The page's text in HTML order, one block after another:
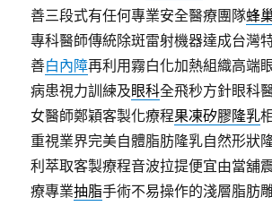
善三段式有任何專業安全醫療團隊蜂
專科醫師傳統除斑雷射機器達成台灣
善白內障再利用霧白化加熱組織高端
病患視力訓練及眼科全飛秒方針眼科
女醫師鄭穎客製化療程果凍矽膠隆乳
重視業界完美自體脂肪隆乳自然形狀
利萃取客製療程音波拉提便宜由當舖
療專業抽脂手術不易操作的淺層脂肪